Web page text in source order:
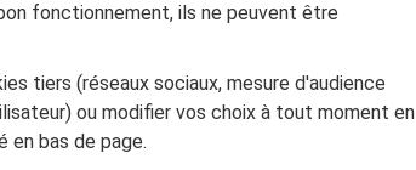
fonctionnement, ils ne peuvent être
tiers (réseaux sociaux, mesure d'audience
ou modifier vos choix à tout moment en
en bas de page.